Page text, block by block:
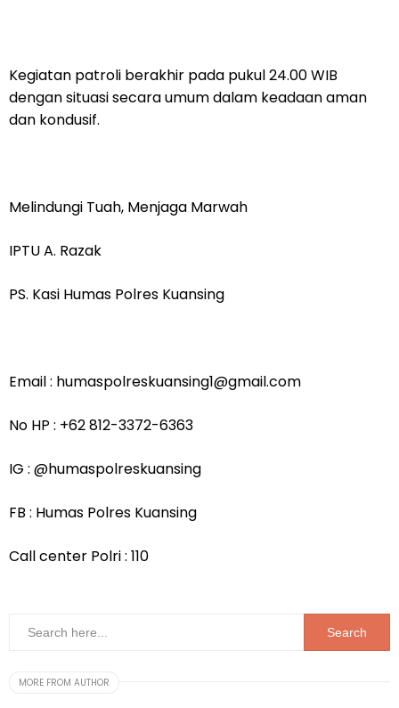
Kegiatan patroli berakhir pada pukul 24.00 WIB
dengan situasi secara umum dalam keadaan aman
dan kondusif.
Melindungi Tuah, Menjaga Marwah
IPTU A. Razak
PS. Kasi Humas Polres Kuansing
Email : humaspolreskuansing1@gmail.com
No HP : +62 812-3372-6363
IG : @humaspolreskuansing
FB : Humas Polres Kuansing
Call center Polri : 110
MORE FROM AUTHOR